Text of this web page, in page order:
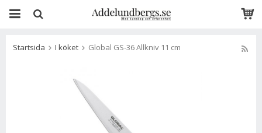
Startsida I köket Global GS-36 Allkniv 11 cm